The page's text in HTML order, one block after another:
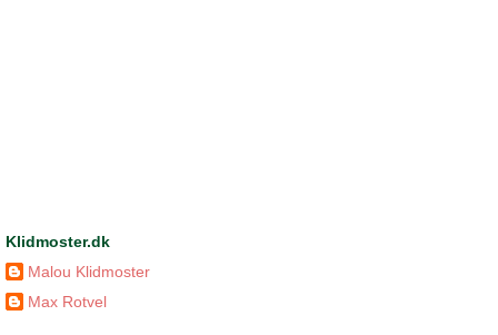
Klidmoster.dk
Malou Klidmoster
Max Rotvel